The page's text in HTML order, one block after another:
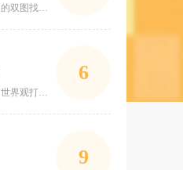
6
9